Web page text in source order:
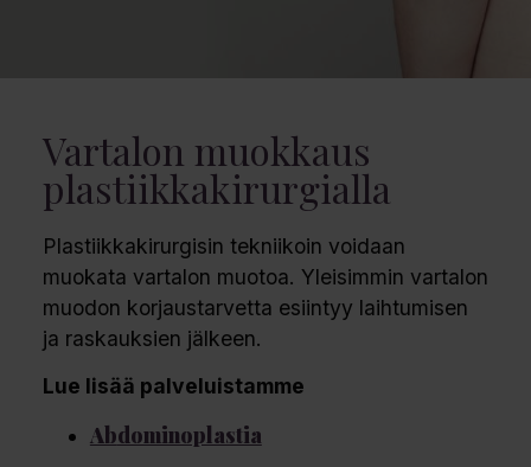
Vartalon muokkaus
plastiikkakirurgialla
Plastiikkakirurgisin tekniikoin voidaan
muokata vartalon muotoa. Yleisimmin vartalon
muodon korjaustarvetta esiintyy laihtumisen
ja raskauksien jälkeen.
Lue lisää palveluistamme
Abdominoplastia